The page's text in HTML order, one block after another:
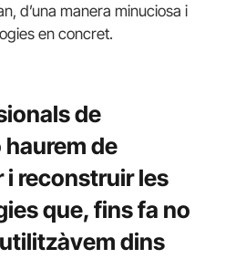
d’una manera minuciosa i
en concret.
de
haurem de
i reconstruir les
que, fins fa no
dins